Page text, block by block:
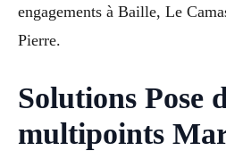
engagements à Baille, Le
Pierre.
Solutions Pose
multipoints